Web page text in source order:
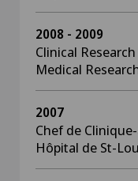
2008 - 2009
Clinical
Medical
2007
Chef de
Hôpital de St-